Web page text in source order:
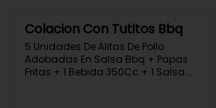
Colacion Con Tutitos Bbq
5 Unidades De Alitas De Pollo
Adobadas En Salsa Bbq + Papas
Fritas + 1 Bebida 350Cc + 1 Salsa